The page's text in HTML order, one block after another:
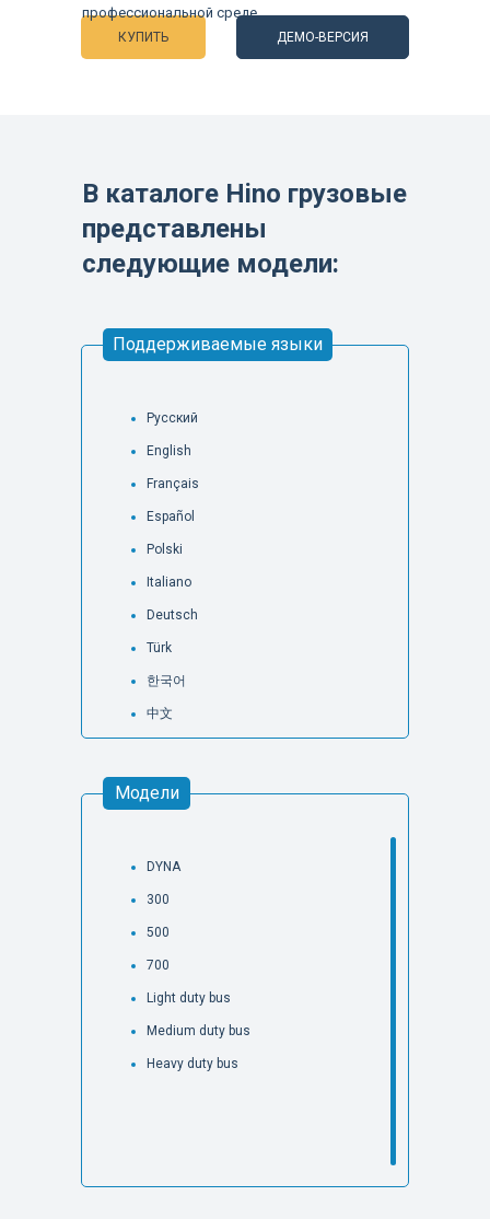
КУПИТЬ ДЕМО-ВЕРСИЯ
профессиональной среде.
В каталоге Hino грузовые
представлены
следующие модели:
Русский
English
Français
Español
Polski
Italiano
Deutsch
Türk
한국어
中文
DYNA
300
500
700
Light duty bus
Medium duty bus
Heavy duty bus
Модели
Поддерживаемые языки